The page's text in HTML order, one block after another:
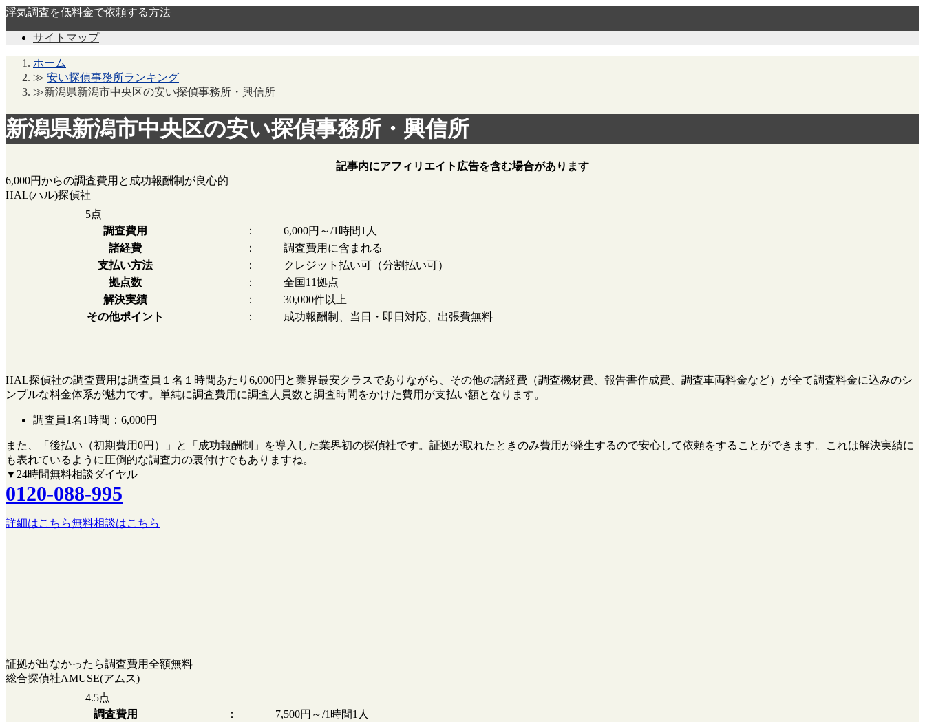
浮気調査を低料金で依頼する方法
サイトマップ
ホーム
≫ 安い探偵事務所ランキング
≫新潟県新潟市中央区の安い探偵事務所・興信所
新潟県新潟市中央区の安い探偵事務所・興信所
記事内にアフィリエイト広告を含む場合があります
6,000円からの調査費用と成功報酬制が良心的
HAL(ハル)探偵社
5点
調査費用
：
6,000円～/1時間1人
諸経費
：
調査費用に含まれる
支払い方法
：
クレジット払い可（分割払い可）
拠点数
：
全国11拠点
解決実績
：
30,000件以上
その他ポイント
： 成功報酬制、当日・即日対応、出張費無料
HAL探偵社の調査費用は調査員１名１時間あたり6,000円と業界最安クラスでありながら、その他の諸経費（調査機材費、報告書作成費、調査車両料金など）が全て調査料金に込みのシ
ンプルな料金体系が魅力です。単純に調査費用に調査人員数と調査時間をかけた費用が支払い額となります。
調査員1名1時間： 6,000円
また、 「後払い（初期費用0円）」 と 「成功報酬制」
を導入した業界初の探偵社です。証拠が取れたときのみ費用が発生するので安心して依頼をすることができます。これは解決実績に
も表れているように圧倒的な調査力の裏付けでもありますね。
▼24時間無料相談ダイヤル
0120-088-995
詳細はこちら無料相談はこちら
証拠が出なかったら調査費用全額無料
総合探偵社AMUSE(アムス)
4.5点
調査費用
：
7,500円～/1時間1人